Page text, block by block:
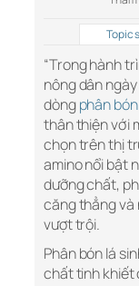
Topic
“Trong hành
nông dân
dòngphân bón
thân thiện với
chọn trên thị
amino nổi bật
dưỡng chất,
căng thẳng và
vượt trội.
Phân bón lá
chất tinh khiết